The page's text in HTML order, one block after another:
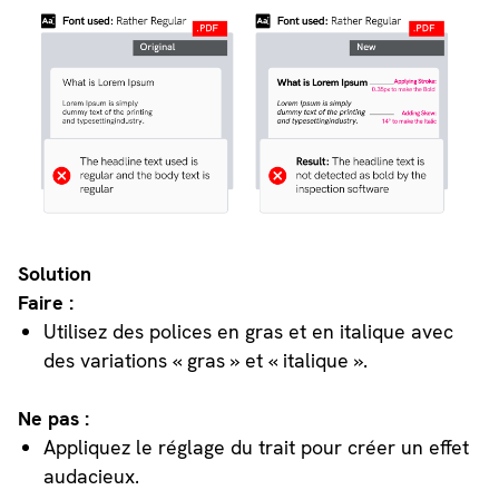
Solution
Faire :
Utilisez des polices en gras et en italique avec
des variations « gras » et « italique ».
Ne pas :
Appliquez le réglage du trait pour créer un effet
audacieux.